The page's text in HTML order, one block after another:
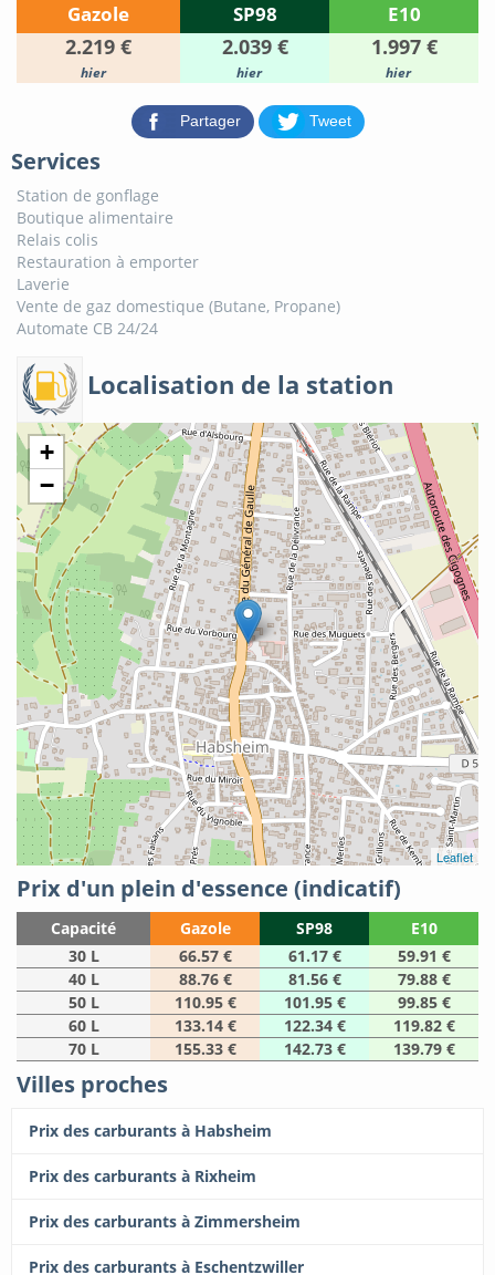
Gazole SP98 E10
2.219 € 2.039 € 1.997 €
hier hier hier
Partager Tweet
Services
Station de gonflage
Boutique alimentaire
Relais colis
Restauration à emporter
Laverie
Vente de gaz domestique (Butane, Propane)
Automate CB 24/24
Localisation de la station
+
−
Leaflet
Prix d'un plein d'essence (indicatif)
Capacité Gazole SP98
E10
30 L
66.57 € 61.17 €
59.91 €
40 L
88.76 € 81.56 €
79.88 €
50 L
110.95 € 101.95 €
99.85 €
60 L
133.14 € 122.34 €
119.82 €
70 L
155.33 € 142.73 € 139.79 €
Villes proches
Prix des carburants à Habsheim
Prix des carburants à Rixheim
Prix des carburants à Zimmersheim
Prix des carburants à Eschentzwiller